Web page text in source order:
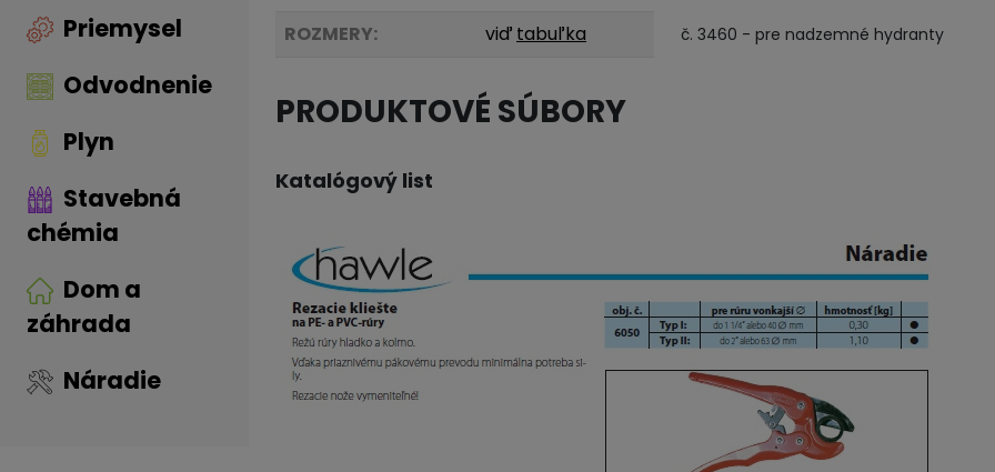
Priemysel
Odvodnenie
Plyn
Stavebná
chémia
Dom a
záhrada
Náradie
ROZMERY:
viď tabuľka
PRODUKTOVÉ SÚBORY
Katalógový list
č. 3460 - pre nadzemné hydranty